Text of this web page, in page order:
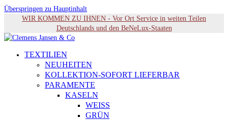
Überspringen zu Hauptinhalt
WIR KOMMEN ZU IHNEN - Vor Ort Service in weiten Teilen
Deutschlands und den BeNeLux-Staaten
TEXTILIEN
NEUHEITEN
KOLLEKTION-SOFORT LIEFERBAR
PARAMENTE
KASELN
WEISS
GRÜN